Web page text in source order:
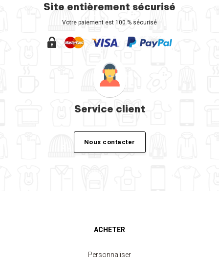
Site entièrement sécurisé
Votre paiement est 100 % sécurisé
Service client
Nous contacter
ACHETER
Personnaliser